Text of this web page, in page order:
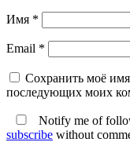
Имя *
Email *
Сохранить моё
последующих моих
Notify me of
subscribe without